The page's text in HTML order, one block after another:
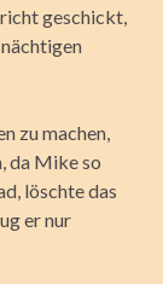
geschickt,
zu machen,
da Mike so
löschte das
er nur